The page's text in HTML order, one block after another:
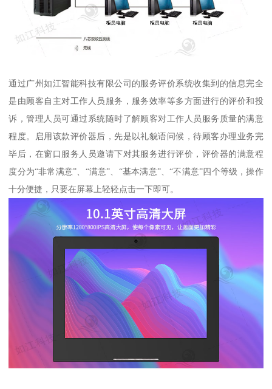
通过广州如江智能科技有限公司的服务评价系统收集到的信息完全
是由顾客自主对工作人员服务，服务效率等多方面进行的评价和投
诉，管理人员可通过系统随时了解顾客对工作人员服务质量的满意
程度。启用该款评价器后，先是以礼貌语问候，待顾客办理业务完
毕后，在窗口服务人员邀请下对其服务进行评价，评价器的满意程
度分为“非常满意”、“满意”、“基本满意”、“不满意”四个等级，操作
十分便捷，只要在屏幕上轻轻点击一下即可。